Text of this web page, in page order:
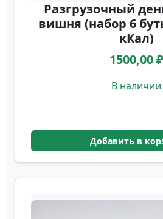
Разгрузочный
вишня (набор 6
кКал)
1500,00 ₽
В наличии
Добавить в